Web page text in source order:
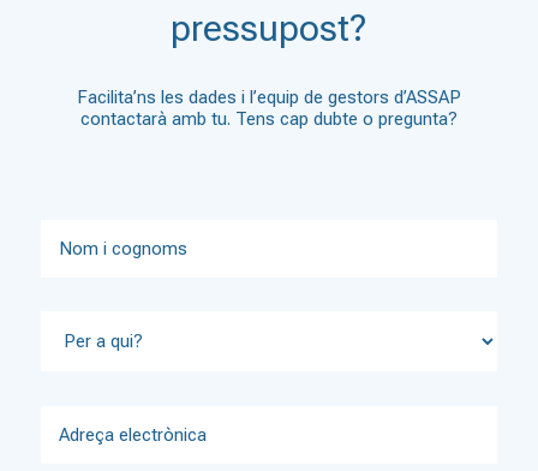
pressupost?
Facilita’ns les dades i l’equip de gestors d’ASSAP
contactarà amb tu. Tens cap dubte o pregunta?